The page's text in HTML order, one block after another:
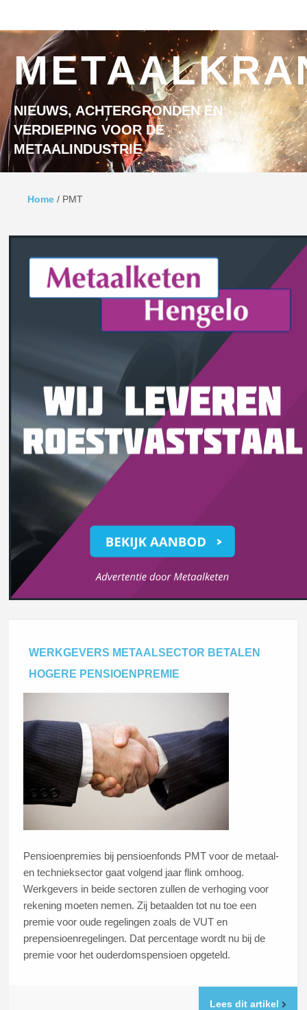
NIEUWS, ACHTERGRONDEN EN
VERDIEPING VOOR DE
METAALINDUSTRIE
Home / PMT
WERKGEVERS METAALSECTOR BETALEN
HOGERE PENSIOENPREMIE
Pensioenpremies bij pensioenfonds PMT voor de metaal-
en technieksector gaat volgend jaar flink omhoog.
Werkgevers in beide sectoren zullen de verhoging voor
rekening moeten nemen. Zij betaalden tot nu toe een
premie voor oude regelingen zoals de VUT en
prepensioenregelingen. Dat percentage wordt nu bij de
premie voor het ouderdomspensioen opgeteld.
Lees dit artikel